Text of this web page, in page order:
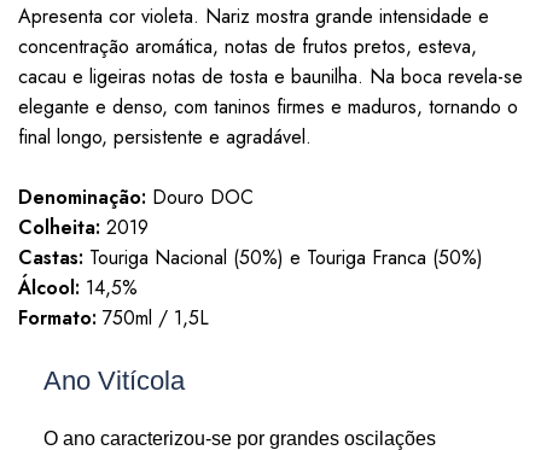
Apresenta cor violeta. Nariz mostra grande intensidade e
concentração aromática, notas de frutos pretos, esteva,
cacau e ligeiras notas de tosta e baunilha. Na boca revela-se
elegante e denso, com taninos firmes e maduros, tornando o
final longo, persistente e agradável.
Denominação: Douro DOC
Colheita: 2019
Castas: Touriga Nacional (50%) e Touriga Franca (50%)
Álcool: 14,5%
Formato: 750ml / 1,5L
Ano Vitícola
O ano caracterizou-se por grandes oscilações